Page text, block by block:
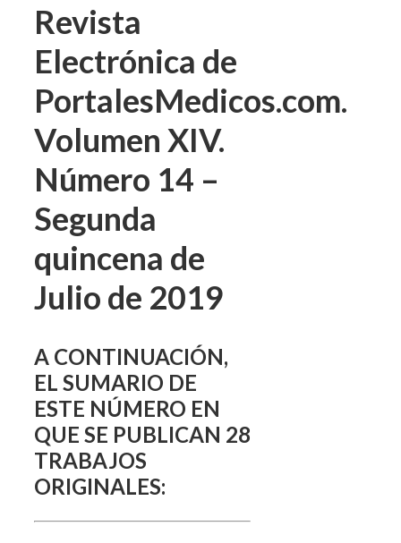
Revista
Electrónica de
PortalesMedicos.com.
Volumen XIV.
Número 14 –
Segunda
quincena de
Julio de 2019
A CONTINUACIÓN,
EL SUMARIO DE
ESTE NÚMERO EN
QUE SE PUBLICAN 28
TRABAJOS
ORIGINALES: